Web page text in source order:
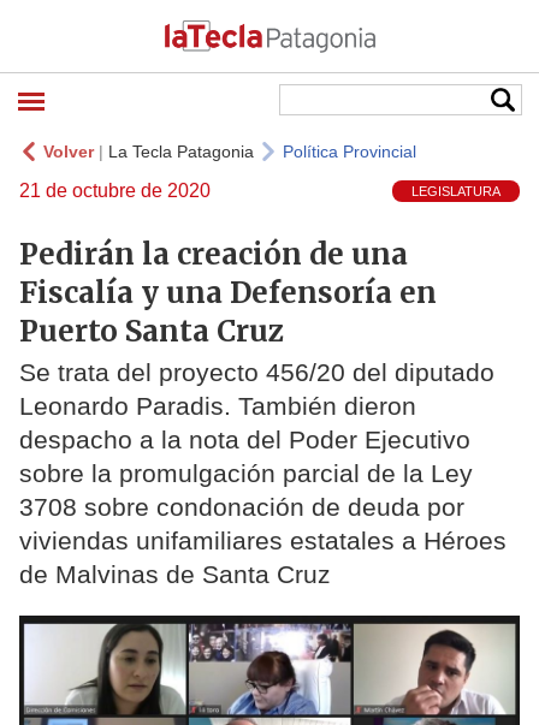
Volver| La Tecla Patagonia Política Provincial
21 de octubre de 2020 LEGISLATURA
Pedirán la creación de una
Fiscalía y una Defensoría en
Puerto Santa Cruz
Se trata del proyecto 456/20 del diputado
Leonardo Paradis. También dieron
despacho a la nota del Poder Ejecutivo
sobre la promulgación parcial de la Ley
3708 sobre condonación de deuda por
viviendas unifamiliares estatales a Héroes
de Malvinas de Santa Cruz